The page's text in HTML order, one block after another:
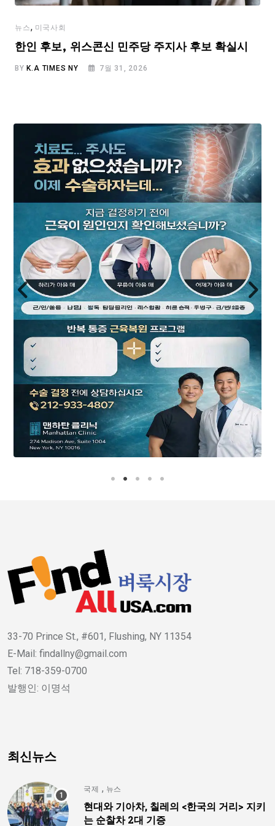
뉴스, 미국사회
한인 후보, 위스콘신 민주당 주지사 후보 확실시
BY K.A TIMES NY 7월 31, 2026
33-70 Prince St., #601, Flushing, NY 11354
E-Mail: findallny@gmail.com
Tel: 718-359-0700
발행인: 이명석
최신뉴스
국제 , 뉴스
현대와 기아차, 칠레의 <한국의 거리> 지키
는 순찰차 2대 기증